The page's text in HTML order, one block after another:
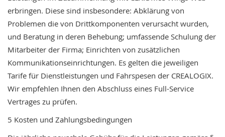
erbringen. Diese sind insbesondere: Abklärung von
Problemen die von Drittkomponenten verursacht wurden,
und Beratung in deren Behebung; umfassende Schulung der
Mitarbeiter der Firma; Einrichten von zusätzlichen
Kommunikationseinrichtungen. Es gelten die jeweiligen
Tarife für Dienstleistungen und Fahrspesen der CREALOGIX.
Wir empfehlen Ihnen den Abschluss eines Full-Service
Vertrages zu prüfen.
5 Kosten und Zahlungsbedingungen